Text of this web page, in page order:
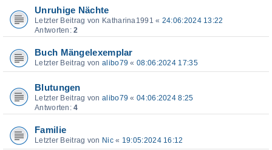
Unruhige Nächte
Letzter Beitrag von Katharina1991 « 24:06:2024 13:22
Antworten:2
Buch Mängelexemplar
Letzter Beitrag von alibo79 «08:06:2024 17:35
Blutungen
Letzter Beitrag von alibo79 «04:06:2024 8:25
Antworten:4
Familie
Letzter Beitrag von Nic« 19:05:2024 16:12